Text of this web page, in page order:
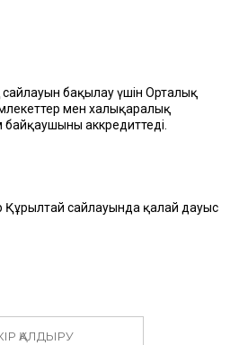
бақылау үшін Орталық
мен халықаралық
аккредиттеді.
Құрылтай сайлауында қалай дауыс
ҚАЛДЫРУ